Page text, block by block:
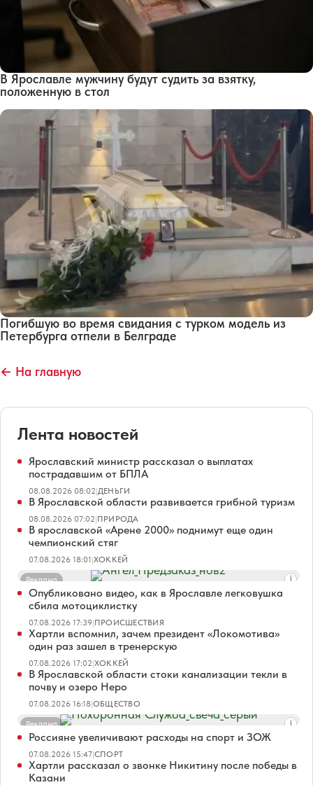
В Ярославле мужчину будут судить за взятку,
положенную в стол
Погибшую во время свидания с турком модель из
Петербурга отпели в Белграде
← На главную
Лента новостей
Ярославский министр рассказал о выплатах
пострадавшим от БПЛА
08.08.2026 08:02|ДЕНЬГИ
В Ярославской области развивается грибной туризм
08.08.2026 07:02|ПРИРОДА
В ярославской «Арене 2000» поднимут еще один
чемпионский стяг
07.08.2026 18:01|ХОККЕЙ
Реклама
Опубликовано видео, как в Ярославле легковушка
сбила мотоциклистку
07.08.2026 17:39|ПРОИСШЕСТВИЯ
Хартли вспомнил, зачем президент «Локомотива»
один раз зашел в тренерскую
07.08.2026 17:02|ХОККЕЙ
В Ярославской области стоки канализации текли в
почву и озеро Неро
07.08.2026 16:18|ОБЩЕСТВО
Реклама
Россияне увеличивают расходы на спорт и ЗОЖ
07.08.2026 15:47|СПОРТ
Хартли рассказал о звонке Никитину после победы в
Казани